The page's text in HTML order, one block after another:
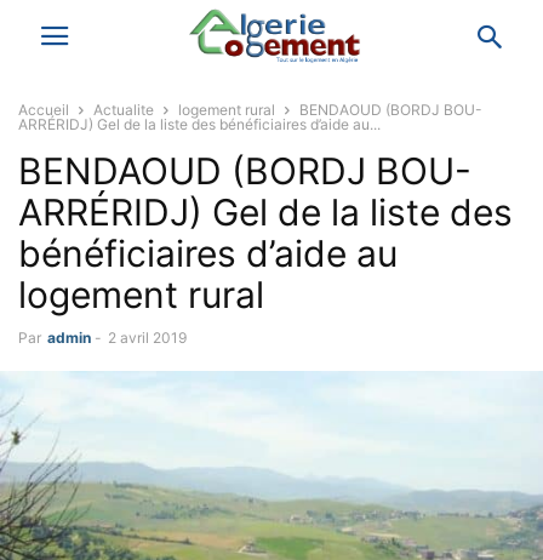
Accueil Actualite logement rural
BENDAOUD (BORDJ BOU-
ARRÉRIDJ) Gel de la liste des bénéficiaires d’aide au...
BENDAOUD (BORDJ BOU-
ARRÉRIDJ) Gel de la liste des
bénéficiaires d’aide au
logement rural
Par admin - 2 avril 2019